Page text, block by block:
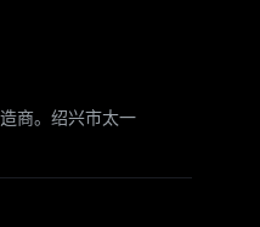
商。绍兴市太一